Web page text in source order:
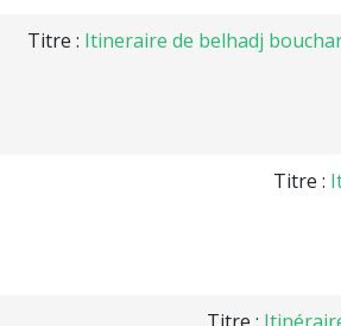
Titre : Itineraire de belhadj
Titre :